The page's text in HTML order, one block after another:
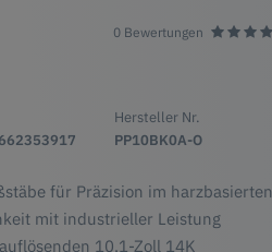
0 Bewertungen
Hersteller Nr.
PP10BK0A-O
für Präzision im harzbasierten
mit industrieller Leistung
10,1-Zoll 14K